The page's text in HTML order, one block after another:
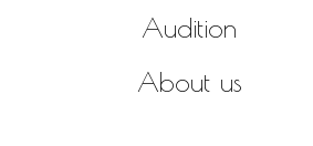
Audition
About us